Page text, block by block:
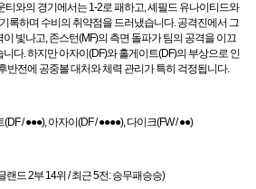
티와의 경기에서는 1-2로 패하고, 셰필드 유나이티드와
록하며 수비의 취약점을 드러냈습니다. 공격진에서 그
빛나고, 존스턴(MF)의 측면 돌파가 팀의 공격을 이끄
다. 하지만 아자이(DF)와 홀게이트(DF)의 부상으로 인
반전에 공중볼 대처와 체력 관리가 특히 걱정됩니다.
/ ●●●), 아자이(DF / ●●●●), 다이크(FW / ●●)
랜드 2부 14위 / 최근 5전: 승무패승승)